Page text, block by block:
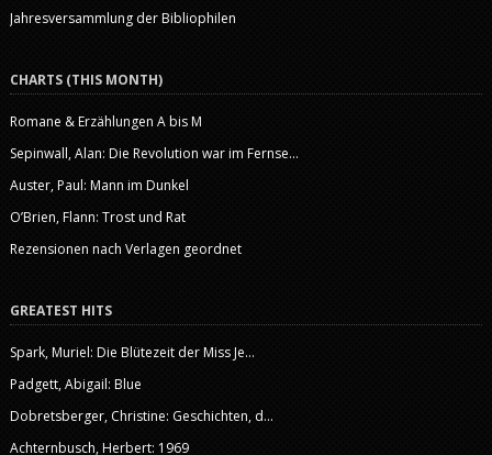
Jahresversammlung der Bibliophilen
CHARTS (THIS MONTH)
Romane & Erzählungen A bis M
Sepinwall, Alan: Die Revolution war im Fernse...
Auster, Paul: Mann im Dunkel
O’Brien, Flann: Trost und Rat
Rezensionen nach Verlagen geordnet
GREATEST HITS
Spark, Muriel: Die Blütezeit der Miss Je...
Padgett, Abigail: Blue
Dobretsberger, Christine: Geschichten, d...
Achternbusch, Herbert: 1969